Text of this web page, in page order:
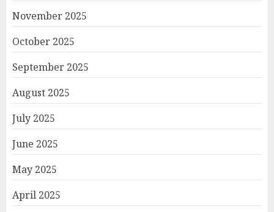
November 2025
October 2025
September 2025
August 2025
July 2025
June 2025
May 2025
April 2025